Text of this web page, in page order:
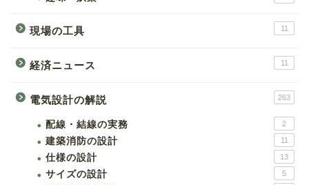
現場の工具 11
経済ニュース 11
電気設計の解説 263
配線・結線の実務 2
建築消防の設計 11
仕様の設計 13
サイズの設計 5